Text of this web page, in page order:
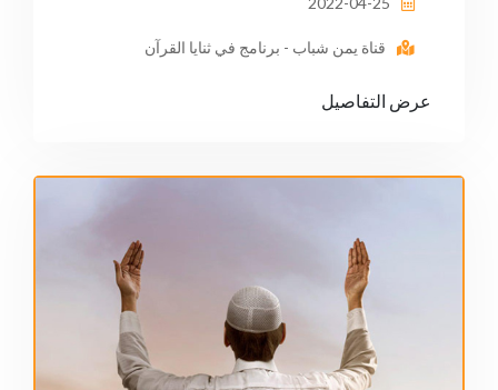
قناة يمن شباب - برنامج في ثنايا القرآن
عرض التفاصيل